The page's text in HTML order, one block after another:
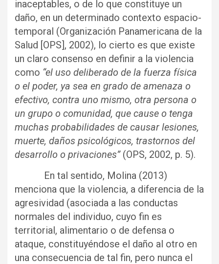
inaceptables, o de lo que constituye un
daño, en un determinado contexto espacio-
temporal (Organización Panamericana de la
Salud [OPS], 2002), lo cierto es que existe
un claro consenso en definir a la violencia
como “el uso deliberado de la fuerza física
o el poder, ya sea en grado de amenaza o
efectivo, contra uno mismo, otra persona o
un grupo o comunidad, que cause o tenga
muchas probabilidades de causar lesiones,
muerte, daños psicológicos, trastornos del
desarrollo o privaciones”(OPS, 2002, p. 5).
En tal sentido, Molina (2013)
menciona que la violencia, a diferencia de la
agresividad (asociada a las conductas
normales del individuo, cuyo fin es
territorial, alimentario o de defensa o
ataque, constituyéndose el daño al otro en
una consecuencia de tal fin, pero nunca el